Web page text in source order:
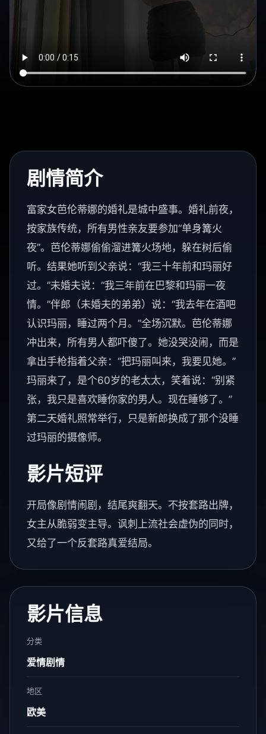
剧情简介
富家女芭伦蒂娜的婚礼是城中盛事。婚礼前夜，
按家族传统，所有男性亲友要参加“单身篝火
夜”。芭伦蒂娜偷偷溜进篝火场地，躲在树后偷
听。结果她听到父亲说：“我三十年前和玛丽好
过。”未婚夫说：“我三年前在巴黎和玛丽一夜
情。”伴郎（未婚夫的弟弟）说：“我去年在酒吧
认识玛丽，睡过两个月。”全场沉默。芭伦蒂娜
冲出来，所有男人都吓傻了。她没哭没闹，而是
拿出手枪指着父亲：“把玛丽叫来，我要见她。”
玛丽来了，是个60岁的老太太，笑着说：“别紧
张，我只是喜欢睡你家的男人。现在睡够了。”
第二天婚礼照常举行，只是新郎换成了那个没睡
过玛丽的摄像师。
影片短评
开局像剧情闹剧，结尾爽翻天。不按套路出牌，
女主从脆弱变主导。讽刺上流社会虚伪的同时，
又给了一个反套路真爱结局。
影片信息
分类
爱情剧情
地区
欧美